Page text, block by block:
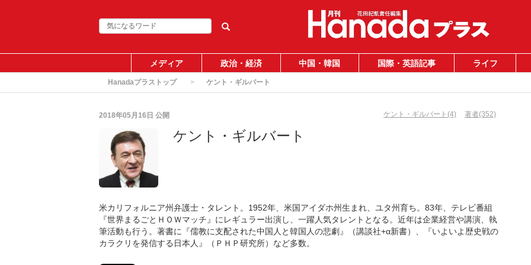
メディア 政治・経済 中国・韓国 国際・英語記事 ライフ
Hanadaプラストップ ケント・ギルバート
2018年05月16日 公開 ケント・ギルバート(4) 著者(352)
ケント・ギルバート
米カリフォルニア州弁護士・タレント。1952年、米国アイダホ州生まれ、ユタ州育ち。83年、テレビ番組
『世界まるごとＨＯＷマッチ』にレギュラー出演し、一躍人気タレントとなる。近年は企業経営や講演、執
筆活動も行う。著書に『儒教に支配された中国人と韓国人の悲劇』（講談社+α新書）、『いよいよ歴史戦の
カラクリを発信する日本人』（ＰＨＰ研究所）など多数。